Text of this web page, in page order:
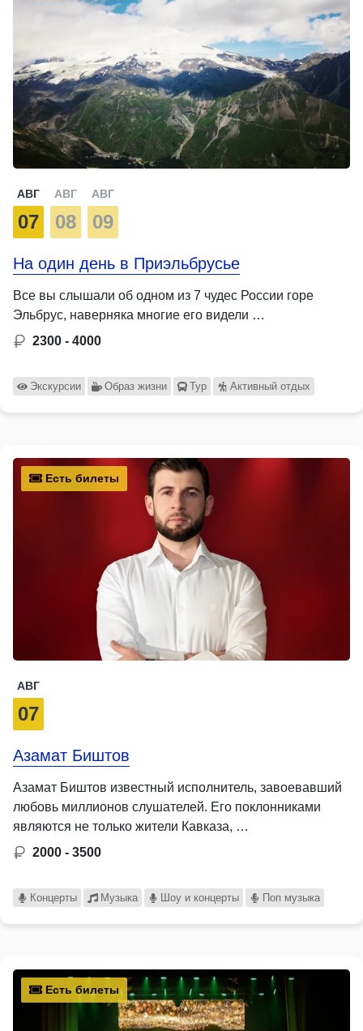
АВГ
07
АВГ
08
АВГ
09
На один день в Приэльбрусье
Все вы слышали об одном из 7 чудес России горе
Эльбрус, наверняка многие его видели …
2300 - 4000
Экскурсии Образ жизни Тур Активный отдых
Есть билеты
АВГ
07
Азамат Биштов
Азамат Биштов известный исполнитель, завоевавший
любовь миллионов слушателей. Его поклонниками
являются не только жители Кавказа, …
2000 - 3500
Концерты Музыка Шоу и концерты Поп музыка
Есть билеты